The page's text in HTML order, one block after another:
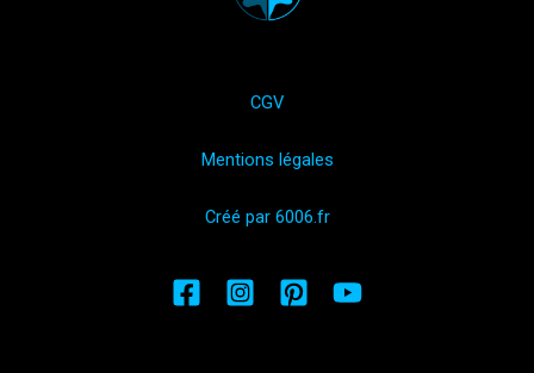
CGV
Mentions légales
Créé par 6006.fr